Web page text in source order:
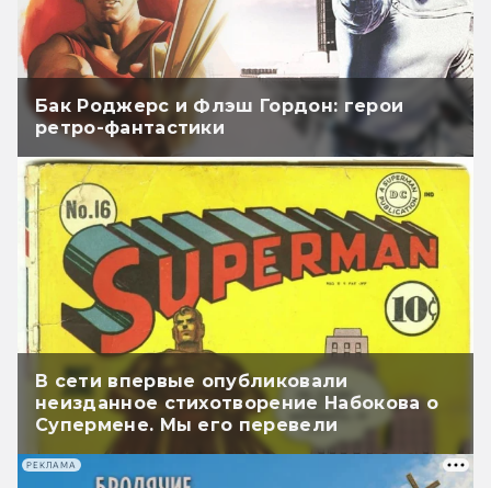
Бак Роджерс и Флэш Гордон: герои
ретро-фантастики
В сети впервые опубликовали
неизданное стихотворение Набокова о
Супермене. Мы его перевели
РЕКЛАМА